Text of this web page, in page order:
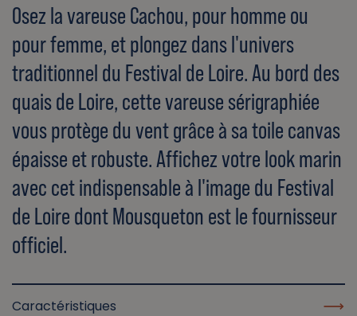
Osez la vareuse Cachou, pour homme ou
pour femme, et plongez dans l'univers
traditionnel du Festival de Loire. Au bord des
quais de Loire, cette vareuse sérigraphiée
vous protège du vent grâce à sa toile canvas
épaisse et robuste. Affichez votre look marin
avec cet indispensable à l'image du Festival
de Loire dont Mousqueton est le fournisseur
officiel.
Caractéristiques